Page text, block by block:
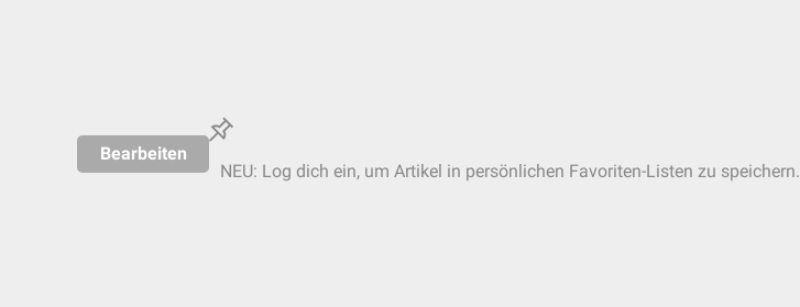
Bearbeiten
NEU: Log dich ein, um Artikel in persönlichen Favoriten-Listen zu speichern.